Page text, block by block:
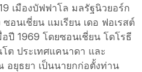
เมืองบัฟฟาโล มลรัฐนิวยอร์ก
อนเชี่ยน แมเรียน เดอ ฟอเรสต์
ปี 1969 โดยซอนเชี่ยน โดโรธี
ต ประเทศแคนาดา และ
ยุธยา เป็นนายกก่อตั้งท่าน